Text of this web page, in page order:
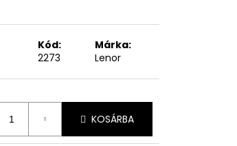
Kód:
2273
Márka:
Lenor
KOSÁRBA